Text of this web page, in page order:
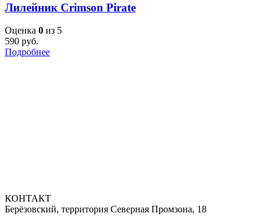
Лилейник Crimson Pirate
Оценка 0 из 5
590 руб.
Подробнее
КОНТАКТ
Берёзовский, территория Северная Промзона, 18